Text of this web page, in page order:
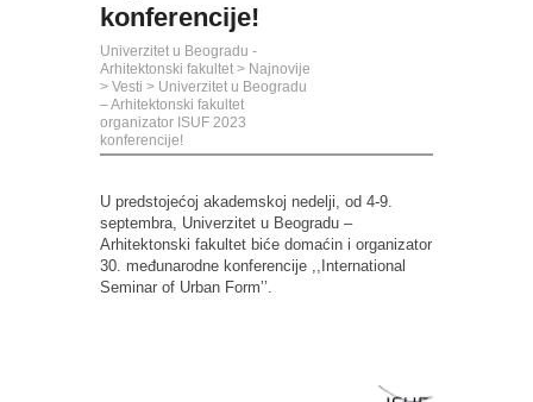
konferencije!
Univerzitet u Beogradu -
Arhitektonski fakultet > Najnovije
> Vesti > Univerzitet u Beogradu
– Arhitektonski fakultet
organizator ISUF 2023
konferencije!
U predstojećoj akademskoj nedelji, od 4-9.
septembra, Univerzitet u Beogradu –
Arhitektonski fakultet biće domaćin i organizator
30. međunarodne konferencije ,, International
Seminar of Urban Form’’.